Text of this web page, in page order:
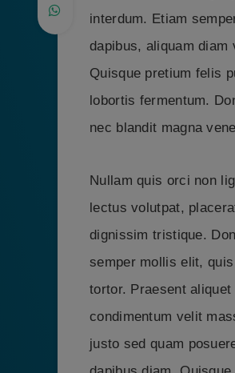
interdum. Etiam
dapibus, aliquam diam
Quisque pretium felis
lobortis fermentum.
nec blandit magna
Nullam quis orci non
lectus volutpat,
dignissim tristique.
semper mollis elit,
tortor. Praesent
condimentum velit
justo sed quam